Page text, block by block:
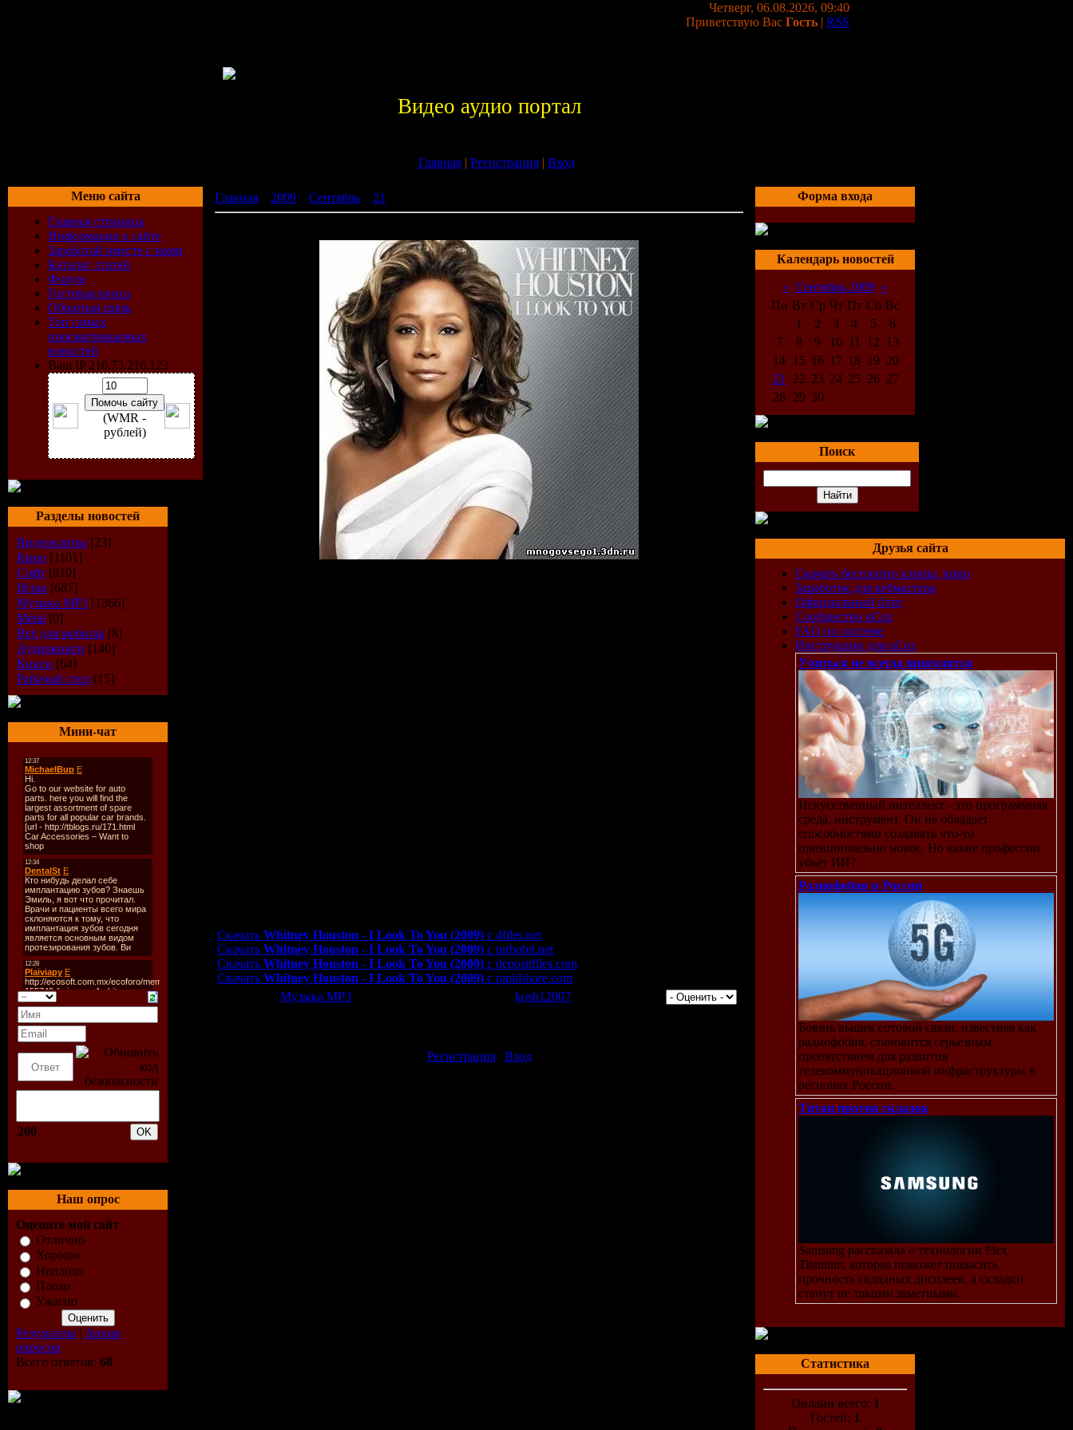
Четверг, 06.08.2026, 09:40
Приветствую Вас Гость | RSS
Видео аудио портал
Главная| Регистрация| Вход
Меню сайта
Главная страница
Информация о сайте
Заработай вместе с нами
Каталог статей
Форум
Гостевая книга
Обратная связь
Топ самых
просматриваемых
новостей
Ваш IP 216.73.216.123
(WMR -
рублей)
Разделы новостей
Видеоклипы [23]
Кино [1101]
Софт [810]
Игры [687]
Музыка МР3 [1366]
Metal [0]
Всё для мобилы [8]
Аудиокниги [140]
Книги [64]
Рабочий стол [15]
Мини-чат
200
Наш опрос
Оцените мой сайт
Отлично
Хорошо
Неплохо
Плохо
Ужасно
Результаты | Архив
опросов
Всего ответов: 68
Главная 2009 Сентябрь 21
Скачать Whitney Houston - I Look To You (2009) с 4files.net
Скачать Whitney Houston - I Look To You (2009) с turbobit.net
Скачать Whitney Houston - I Look To You (2009) с depositfiles.com
Скачать Whitney Houston - I Look To You (2009) с rapidshare.com
Музыка МР3 kosh12007
Регистрация| Вход]
Форма входа
Календарь новостей
« Сентябрь 2009 »
Пн Вт Ср Чт Пт Сб Вс
1
2 3 4 5
6
7
8 9 10 11 12
13
14
15 16 17 18 19 20
21
22 23 24 25 26 27
28 29 30
Поиск
Друзья сайта
Скачать бесплатно клипы, кино
Заработок для вебмастера
Официальный блог
Сообщество uCoz
FAQ по системе
Инструкции для uCoz
Учиться не всегда пригодится
Искусственный интеллект - это программная
среда, инструмент. Он не обладает
способностями создавать что-то
принципиально новое. Но какие профессии
убьёт ИИ?
Радиофобия в России
Боязнь вышек сотовой связи, известная как
радиофобия, становится серьезным
препятствием для развития
телекоммуникационной инфраструктуры в
регионах России.
Титан против складок
Samsung рассказала о технологии Flex
Titanium, которая поможет повысить
прочность складных дисплеев, а складки
станут не такими заметными.
Статистика
Онлайн всего: 1
Гостей: 1